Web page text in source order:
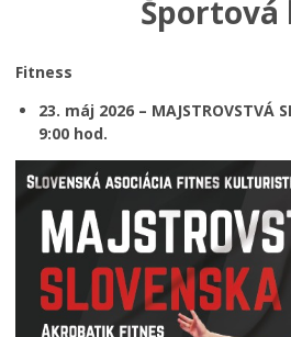
Športová
Fitness
23. máj 2026 – MAJSTROVSTVÁ
9:00 hod.